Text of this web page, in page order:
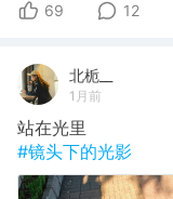
69 12
北栀__
1月前
站在光里
#镜头下的光影